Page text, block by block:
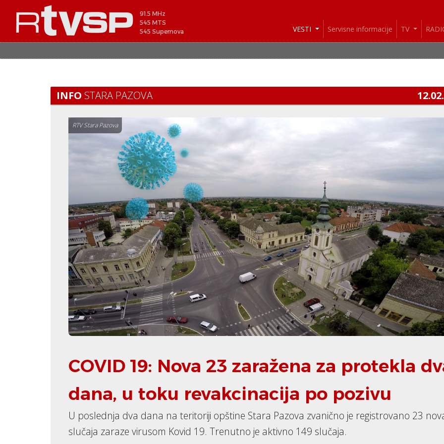
91.5 MHz
545 MTS
545 Supernova
VESTI Servisne informacije TV
INFO STARA PAZOVA
RTV Stara Pazova
COVID 19: Nova 23 zaražena za protekla
dana, u toku revakcinacija po pozivu
U poslednja dva dana na teritoriji opštine Stara Pazova zvanično je registrovano 23
slučaja zaraze virusom Kovid 19. Trenutno je aktivno 149 slučaja.